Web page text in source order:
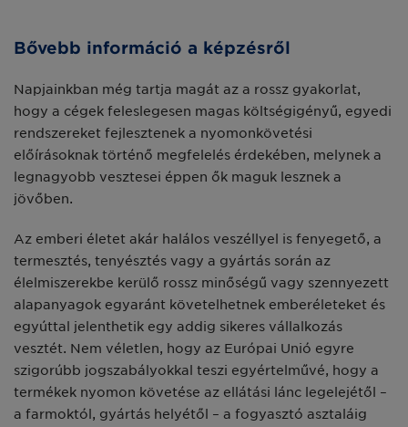
Bővebb információ a képzésről
Napjainkban még tartja magát az a rossz gyakorlat,
hogy a cégek feleslegesen magas költségigényű, egyedi
rendszereket fejlesztenek a nyomonkövetési
előírásoknak történő megfelelés érdekében, melynek a
legnagyobb vesztesei éppen ők maguk lesznek a
jövőben.
Az emberi életet akár halálos veszéllyel is fenyegető, a
termesztés, tenyésztés vagy a gyártás során az
élelmiszerekbe kerülő rossz minőségű vagy szennyezett
alapanyagok egyaránt követelhetnek emberéleteket és
egyúttal jelenthetik egy addig sikeres vállalkozás
vesztét. Nem véletlen, hogy az Európai Unió egyre
szigorúbb jogszabályokkal teszi egyértelművé, hogy a
termékek nyomon követése az ellátási lánc legelejétől –
a farmoktól, gyártás helyétől – a fogyasztó asztaláig